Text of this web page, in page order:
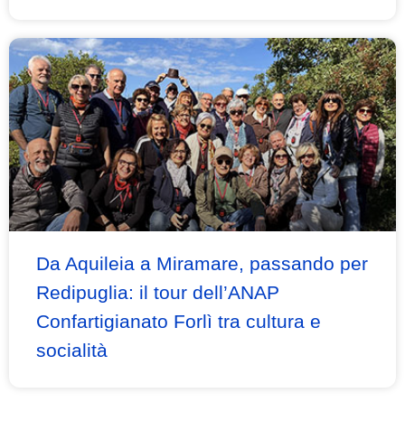
Da Aquileia a Miramare, passando per
Redipuglia: il tour dell’ANAP
Confartigianato Forlì tra cultura e
socialità